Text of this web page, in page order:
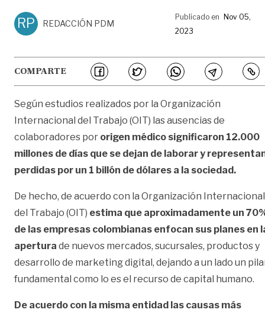
RP REDACCIÓN PDM
Publicado en Nov 05,
2023
COMPARTE
Según estudios realizados por la Organización
Internacional del Trabajo (OIT) las ausencias de
colaboradores por origen médico significaron 12.000
millones de días que se dejan de laborar y
perdidas por un 1 billón de dólares a la sociedad.
De hecho, de acuerdo con la Organización Internacional
del Trabajo (OIT) estima que aproximadamente un
de las empresas colombianas enfocan sus planes en
apertura de nuevos mercados, sucursales, productos y
desarrollo de marketing digital, dejando a un lado un
fundamental como lo es el recurso de capital humano.
De acuerdo con la misma entidad las causas más